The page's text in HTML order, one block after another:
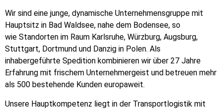
Wir sind eine junge, dynamische Unternehmensgruppe mit
Hauptsitz in Bad Waldsee, nahe dem Bodensee, so
wie Standorten im Raum Karlsruhe, Würzburg, Augsburg,
Stuttgart, Dortmund und Danzig in Polen. Als
inhabergeführte Spedition kombinieren wir über 27 Jahre
Erfahrung mit frischem Unternehmergeist und betreuen mehr
als 500 bestehende Kunden europaweit.
Unsere Hauptkompetenz liegt in der Transportlogistik mit